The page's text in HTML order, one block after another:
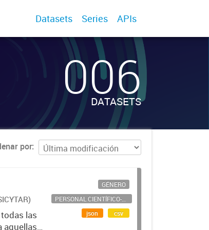
Datasets Series APIs
006
DATASETS
por
las
aquellas
GÉNERO
PERSONAL CIENTÍFICO-TECNOLÓGICO
json
csv